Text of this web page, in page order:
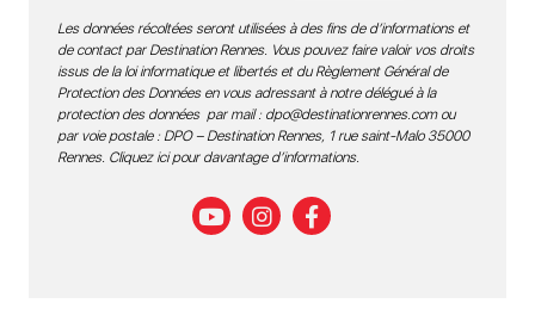
Les données récoltées seront utilisées à des fins de d’informations et
de contact par Destination Rennes. Vous pouvez faire valoir vos droits
issus de la loi informatique et libertés et du Règlement Général de
Protection des Données en vous adressant à notre délégué à la
protection des données par mail : dpo@destinationrennes.comou
par voie postale : DPO – Destination Rennes, 1 rue saint-Malo 35000
Rennes. Cliquez ici pour davantage d’informations.